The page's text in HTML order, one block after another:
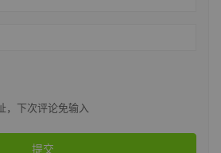
，下次评论免输入
提交